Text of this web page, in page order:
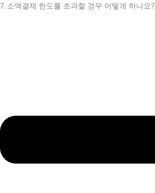
7. 소액결제 한도를 초과할 경우 어떻게 하나요?